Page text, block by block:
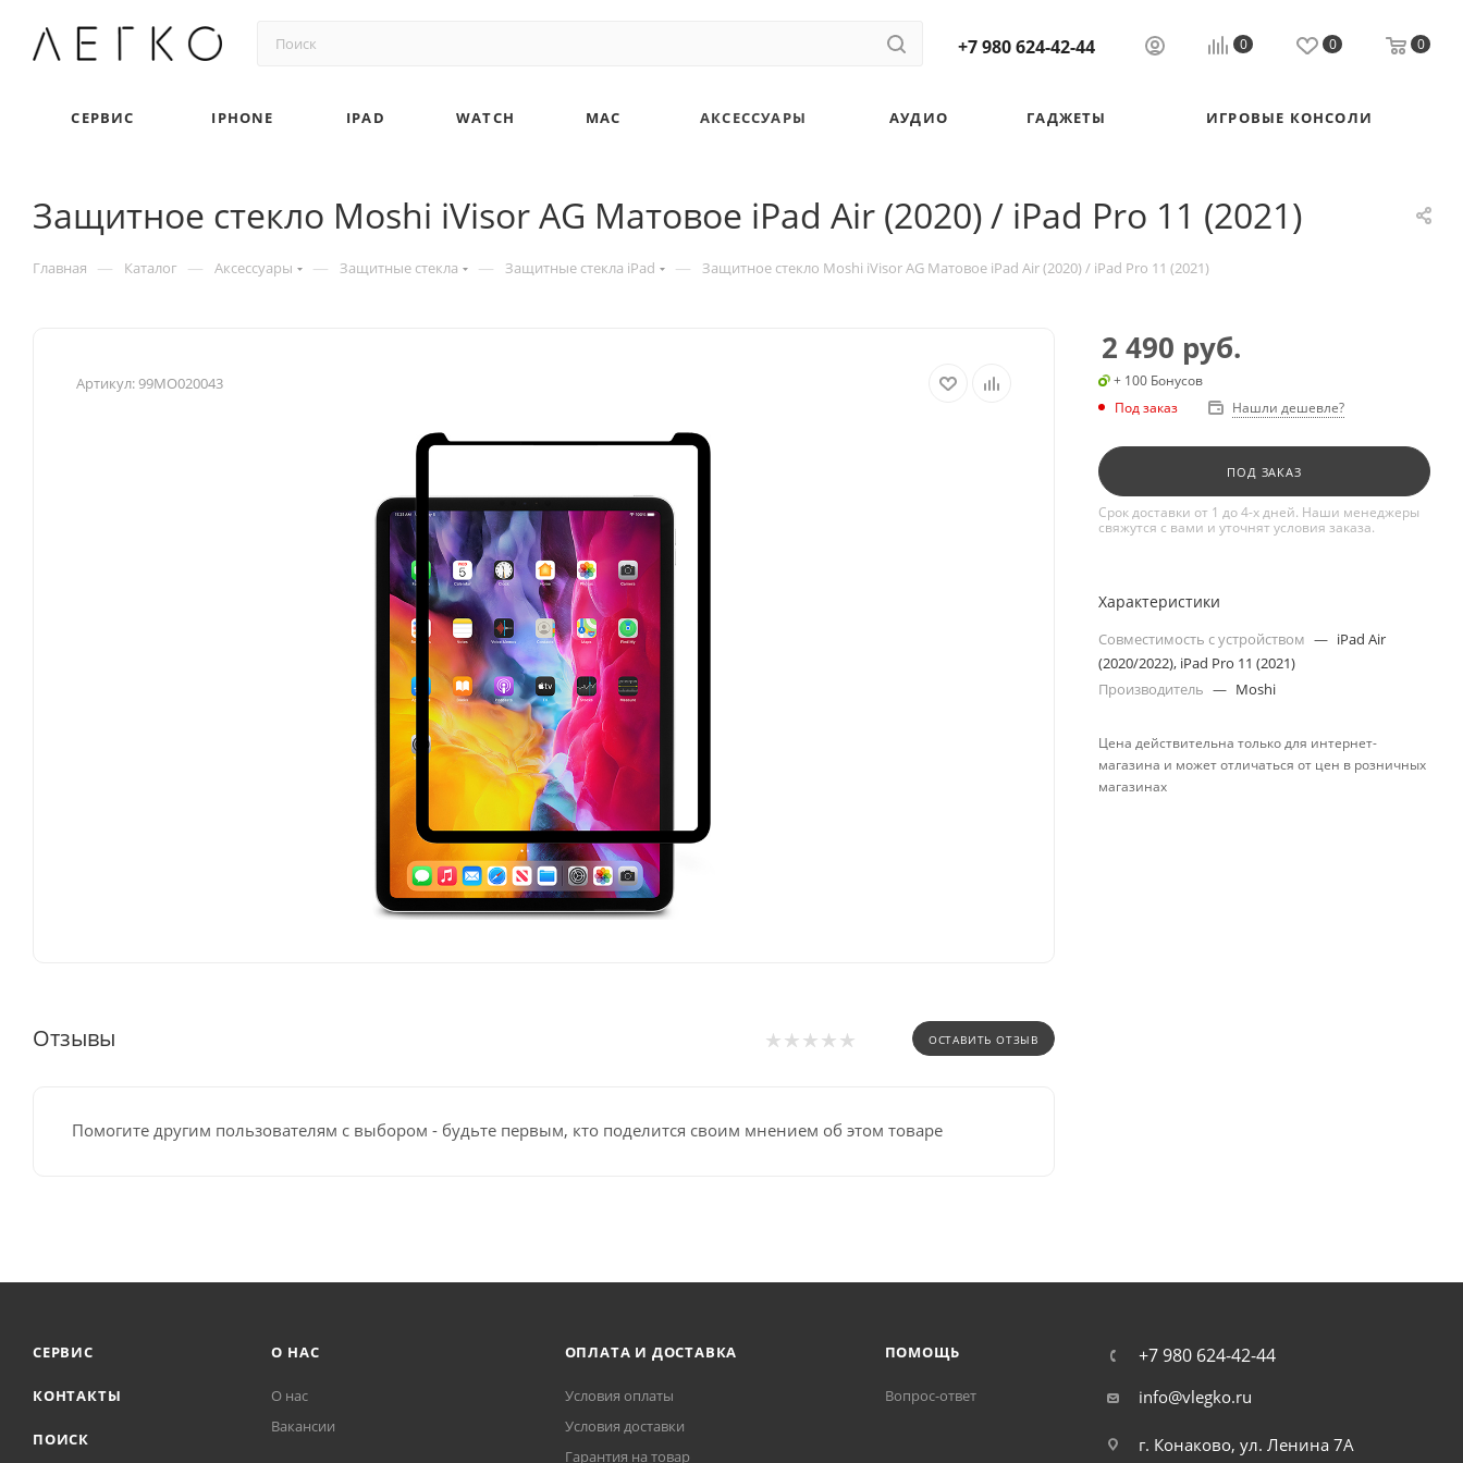
+7 980 624-42-44 0 0 0
СЕРВИС IPHONE IPAD WATCH MAC АКСЕССУАРЫ АУДИО ГАДЖЕТЫ ИГРОВЫЕ КОНСОЛИ
Защитное стекло Moshi iVisor AG Матовое iPad Air (2020) / iPad Pro 11 (2021)
Главная — Каталог — Аксессуары — Защитные стекла — Защитные стекла iPad — Защитное стекло Moshi iVisor AG Матовое iPad Air (2020) / iPad Pro 11 (2021)
Артикул:99MO020043
Отзывы ОСТАВИТЬ ОТЗЫВ
Помогите другим пользователям с выбором - будьте первым, кто поделится своим мнением об этом товаре
2 490 руб.
+ 100 Бонусов
Под заказ
Нашли дешевле?
ПОД ЗАКАЗ
Срок доставки от 1 до 4-х дней. Наши менеджеры
свяжутся с вами и уточнят условия заказа.
Характеристики
Совместимость с устройством — iPad Air
(2020/2022), iPad Pro 11 (2021)
Производитель — Moshi
Цена действительна только для интернет-
магазина и может отличаться от цен в розничных
магазинах
СЕРВИС
КОНТАКТЫ
ПОИСК
О НАС
О нас
Вакансии
ОПЛАТА И ДОСТАВКА
Условия оплаты
Условия доставки
Гарантия на товар
ПОМОЩЬ
Вопрос-ответ
+7 980 624-42-44
info@vlegko.ru
г. Конаково, ул. Ленина 7А